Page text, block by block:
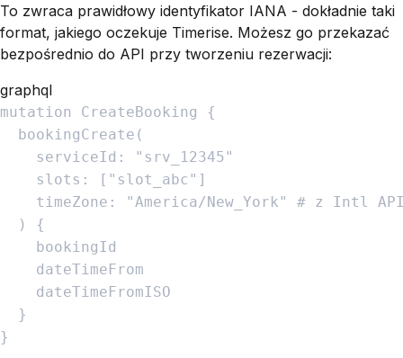
To zwraca prawidłowy identyfikator IANA - dokładnie taki
format, jakiego oczekuje Timerise. Możesz go przekazać
bezpośrednio do API przy tworzeniu rezerwacji:
graphql
mutation CreateBooking
{
bookingCreate (
serviceId : " srv_12345"
slots : [ " slot_abc " ]
timeZone : " America/New_York" # z Intl
)
{
bookingId
dateTimeFrom
dateTimeFromISO
}
}